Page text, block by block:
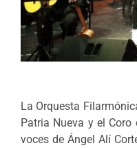
La Orquesta
Patria Nueva y el
voces de Ángel Alí